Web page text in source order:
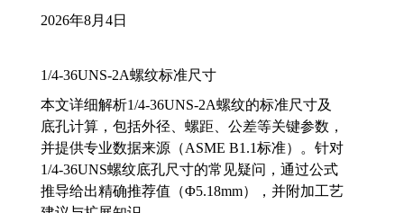
2026年8月4日
1/4-36UNS-2A螺纹标准尺寸
本文详细解析1/4-36UNS-2A螺纹的标准尺寸及
底孔计算，包括外径、螺距、公差等关键参数，
并提供专业数据来源（ASME B1.1标准）。针对
1/4-36UNS螺纹底孔尺寸的常见疑问，通过公式
推导给出精确推荐值（Φ5.18mm），并附加工艺